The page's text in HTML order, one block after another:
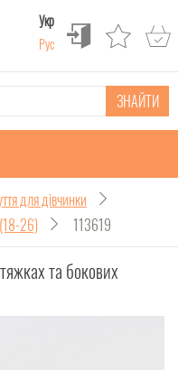
Укр
Рус
ЗНАЙТИ
для дівчинки
26) 113619
та бокових